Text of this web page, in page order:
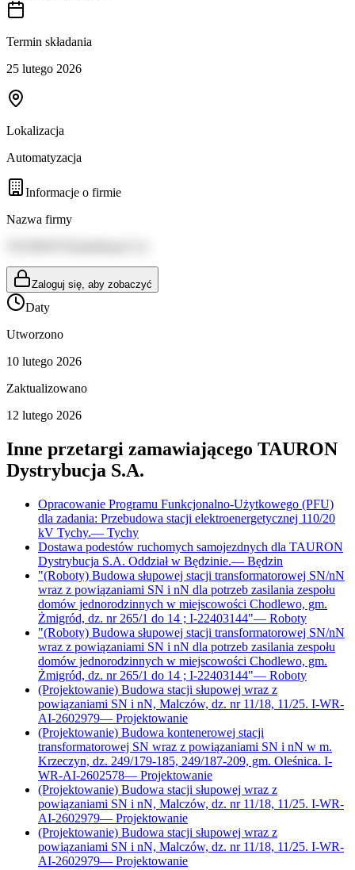
Termin składania
25 lutego 2026
Lokalizacja
Automatyzacja
Informacje o firmie
Nazwa firmy
Zaloguj się, aby zobaczyć
Daty
Utworzono
10 lutego 2026
Zaktualizowano
12 lutego 2026
Inne przetargi zamawiającego TAURON
Dystrybucja S.A.
Opracowanie Programu Funkcjonalno-Użytkowego (PFU)
dla zadania: Przebudowa stacji elektroenergetycznej 110/20
kV Tychy.— Tychy
Dostawa podestów ruchomych samojezdnych dla TAURON
Dystrybucja S.A. Oddział w Będzinie.— Będzin
"(Roboty) Budowa słupowej stacji transformatorowej SN/nN
wraz z powiązaniami SN i nN dla potrzeb zasilania zespołu
domów jednorodzinnych w miejscowości Chodlewo, gm.
Żmigród, dz. nr 265/1 do 14 ; I-22403144"— Roboty
"(Roboty) Budowa słupowej stacji transformatorowej SN/nN
wraz z powiązaniami SN i nN dla potrzeb zasilania zespołu
domów jednorodzinnych w miejscowości Chodlewo, gm.
Żmigród, dz. nr 265/1 do 14 ; I-22403144"— Roboty
(Projektowanie) Budowa stacji słupowej wraz z
powiązaniami SN i nN, Malczów, dz. nr 11/18, 11/25. I-WR-
AI-2602979— Projektowanie
(Projektowanie) Budowa kontenerowej stacji
transformatorowej SN wraz z powiązaniami SN i nN w m.
Krzeczyn, dz. 249/179-185, 249/187-209, gm. Oleśnica. I-
WR-AI-2602578— Projektowanie
(Projektowanie) Budowa stacji słupowej wraz z
powiązaniami SN i nN, Malczów, dz. nr 11/18, 11/25. I-WR-
AI-2602979— Projektowanie
(Projektowanie) Budowa stacji słupowej wraz z
powiązaniami SN i nN, Malczów, dz. nr 11/18, 11/25. I-WR-
AI-2602979— Projektowanie